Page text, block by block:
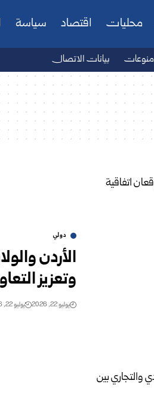
محليات اقتصاد سياسة
منوعات بيانات الاتصال
دولي
الأردن
وتعزيز
يوليو 22, 2026 يوليو 22, 2026